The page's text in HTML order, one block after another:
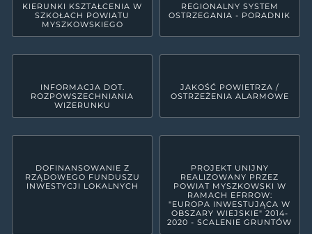
KIERUNKI KSZTAŁCENIA W
SZKOŁACH POWIATU
MYSZKOWSKIEGO
REGIONALNY SYSTEM
OSTRZEGANIA - PORADNIK
INFORMACJA DOT.
ROZPOWSZECHNIANIA
WIZERUNKU
JAKOŚĆ POWIETRZA /
OSTRZEŻENIA ALARMOWE
DOFINANSOWANIE Z
RZĄDOWEGO FUNDUSZU
INWESTYCJI LOKALNYCH
PROJEKT UNIJNY
REALIZOWANY PRZEZ
POWIAT MYSZKOWSKI W
RAMACH EFRROW:
"EUROPA INWESTUJĄCA W
OBSZARY WIEJSKIE" 2014-
2020 - SCALENIE GRUNTÓW